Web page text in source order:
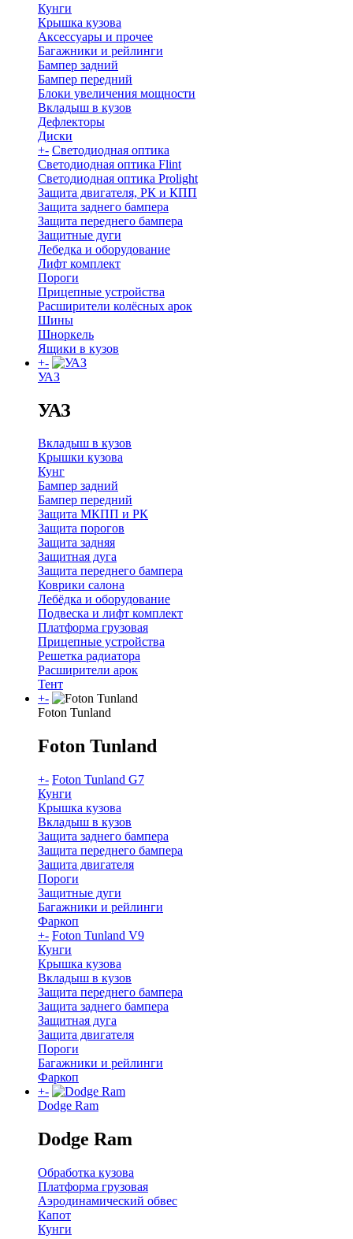
Кунги
Крышка кузова
Аксессуары и прочее
Багажники и рейлинги
Бампер задний
Бампер передний
Блоки увеличения мощности
Вкладыш в кузов
Дефлекторы
Диски
+- Светодиодная оптика
Светодиодная оптика Flint
Светодиодная оптика Prolight
Защита двигателя, РК и КПП
Защита заднего бампера
Защита переднего бампера
Защитные дуги
Лебедка и оборудование
Лифт комплект
Пороги
Прицепные устройства
Расширители колёсных арок
Шины
Шноркель
Ящики в кузов
+-
УАЗ
УАЗ
Вкладыш в кузов
Крышки кузова
Кунг
Бампер задний
Бампер передний
Защита МКПП и РК
Защита порогов
Защита задняя
Защитная дуга
Защита переднего бампера
Коврики салона
Лебёдка и оборудование
Подвеска и лифт комплект
Платформа грузовая
Прицепные устройства
Решетка радиатора
Расширители арок
Тент
+-
Foton Tunland
Foton Tunland
+- Foton Tunland G7
Кунги
Крышка кузова
Вкладыш в кузов
Защита заднего бампера
Защита переднего бампера
Защита двигателя
Пороги
Защитные дуги
Багажники и рейлинги
Фаркоп
+- Foton Tunland V9
Кунги
Крышка кузова
Вкладыш в кузов
Защита переднего бампера
Защита заднего бампера
Защитная дуга
Защита двигателя
Пороги
Багажники и рейлинги
Фаркоп
+-
Dodge Ram
Dodge Ram
Обработка кузова
Платформа грузовая
Аэродинамический обвес
Капот
Кунги